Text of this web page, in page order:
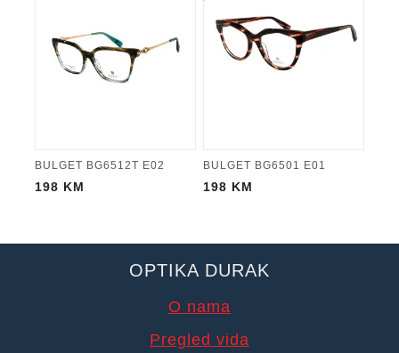
BULGET BG6512T E02
198 KM
BULGET BG6501 E01
198 KM
OPTIKA DURAK
O nama
Pregled vida